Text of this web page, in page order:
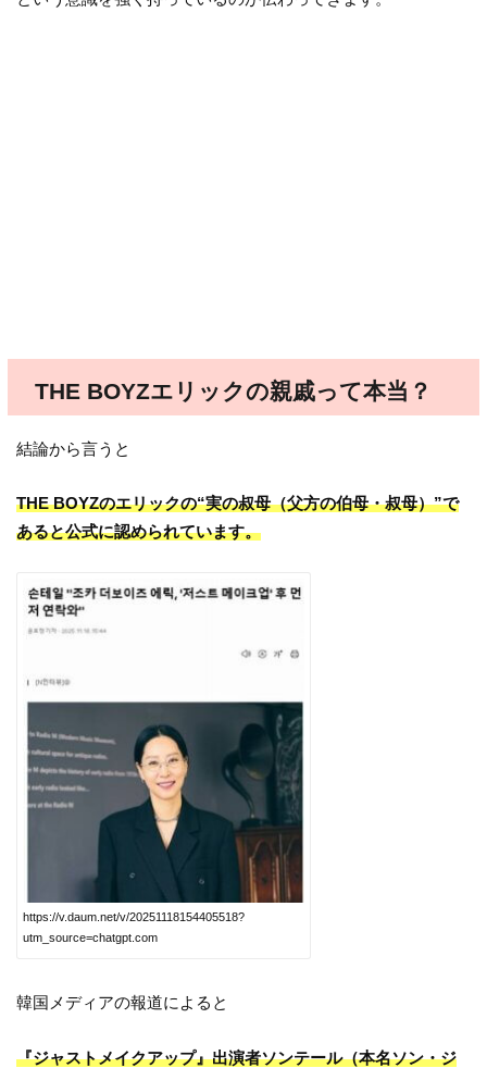
THE BOYZエリックの親戚って本当？
結論から言うと
THE BOYZのエリックの“実の叔母（父方の伯母・叔母）”で
あると公式に認められています。
https://v.daum.net/v/20251118154405518?
utm_source=chatgpt.com
韓国メディアの報道によると
『ジャストメイクアップ』出演者ソンテール（本名ソン・ジ